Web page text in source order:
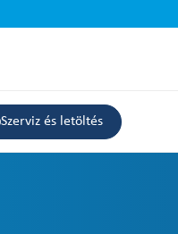
Szerviz és letöltés